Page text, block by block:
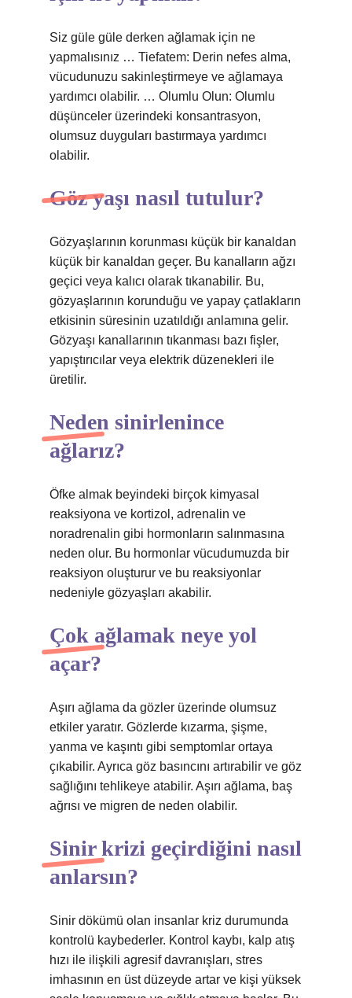
Siz güle güle derken ağlamak için ne
yapmalısınız … Tiefatem: Derin nefes alma,
vücudunuzu sakinleştirmeye ve ağlamaya
yardımcı olabilir. … Olumlu Olun: Olumlu
düşünceler üzerindeki konsantrasyon,
olumsuz duyguları bastırmaya yardımcı
olabilir.
Göz yaşı nasıl tutulur?
Gözyaşlarının korunması küçük bir kanaldan
küçük bir kanaldan geçer. Bu kanalların ağzı
geçici veya kalıcı olarak tıkanabilir. Bu,
gözyaşlarının korunduğu ve yapay çatlakların
etkisinin süresinin uzatıldığı anlamına gelir.
Gözyaşı kanallarının tıkanması bazı fişler,
yapıştırıcılar veya elektrik düzenekleri ile
üretilir.
Neden sinirlenince
ağlarız?
Öfke almak beyindeki birçok kimyasal
reaksiyona ve kortizol, adrenalin ve
noradrenalin gibi hormonların salınmasına
neden olur. Bu hormonlar vücudumuzda bir
reaksiyon oluşturur ve bu reaksiyonlar
nedeniyle gözyaşları akabilir.
Çok ağlamak neye yol
açar?
Aşırı ağlama da gözler üzerinde olumsuz
etkiler yaratır. Gözlerde kızarma, şişme,
yanma ve kaşıntı gibi semptomlar ortaya
çıkabilir. Ayrıca göz basıncını artırabilir ve göz
sağlığını tehlikeye atabilir. Aşırı ağlama, baş
ağrısı ve migren de neden olabilir.
Sinir krizi geçirdiğini nasıl
anlarsın?
Sinir dökümü olan insanlar kriz durumunda
kontrolü kaybederler. Kontrol kaybı, kalp atış
hızı ile ilişkili agresif davranışları, stres
imhasının en üst düzeyde artar ve kişi yüksek